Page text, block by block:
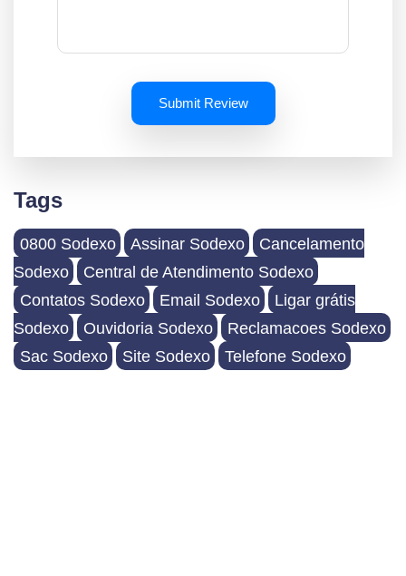
Submit Review
Tags
0800 Sodexo Assinar Sodexo
Cancelamento
Sodexo
Central de Atendimento Sodexo
Contatos Sodexo
Email Sodexo
Ligar grátis
Sodexo
Ouvidoria Sodexo
Reclamacoes Sodexo
Sac Sodexo
Site Sodexo Telefone Sodexo